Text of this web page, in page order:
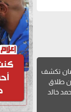
تكشف
طلاق
خالد